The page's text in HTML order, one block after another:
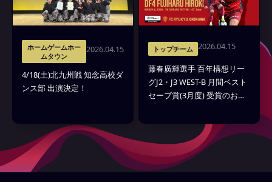
ホームゲームホー
ムタウン
2026.04.15
4/18(土)北九州戦 知念高校ダ
ンス部 出演決定！
トップチーム 2026.04.15
藤春廣輝選手 百年構想リー
グJ2・J3 WEST-B 月間ベスト
セーブ賞(3月度) 受賞のお知